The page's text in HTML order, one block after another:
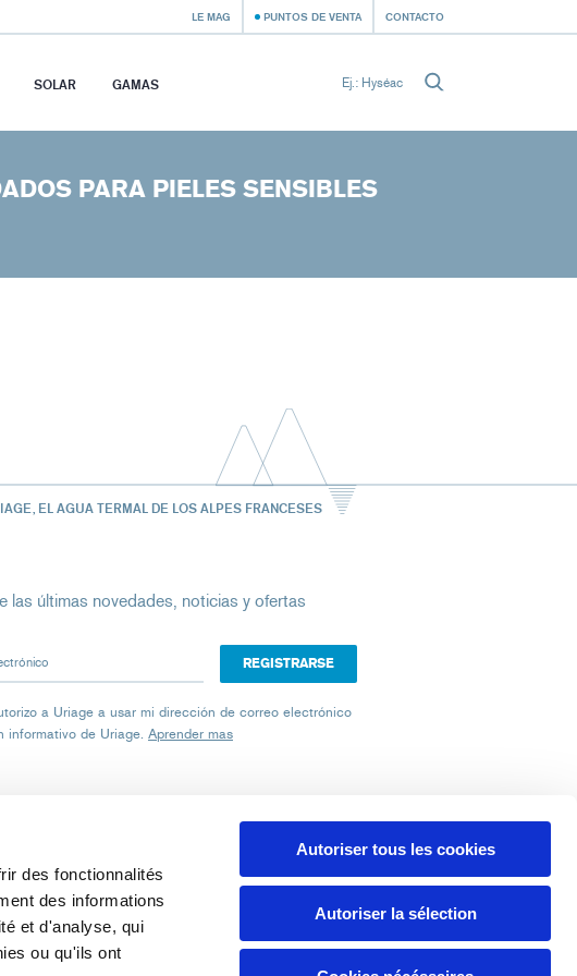
des fonctionnalités
des informations
et d'analyse, qui
ou qu'ils ont
Autoriser tous les cookies
Autoriser la sélection
LE MAG PUNTOS DE VENTA CONTACTO
SOLAR GAMAS
PARA PIELES SENSIBLES
EL AGUA TERMAL DE LOS ALPES FRANCESES
las últimas novedades, noticias y ofertas
electrónico
​​a Uriage a usar mi dirección de correo electrónico
informativo de Uriage. Aprender mas